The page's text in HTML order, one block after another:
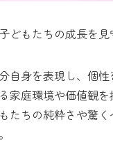
どもたちの成長を見
自身を表現し、個
家庭環境や価値観
たちの純粋さや驚